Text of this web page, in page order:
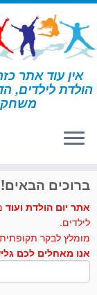
דלג
לתוכן
אין עוד אתר
הולדת לילדים,
דף הבית » הארי פוטר
לחצו לנו
ברוכים הבאים!
אתר יום הולדת ועוד
לילדים.
מומלץ לבקר
אנו מאחלים לכם